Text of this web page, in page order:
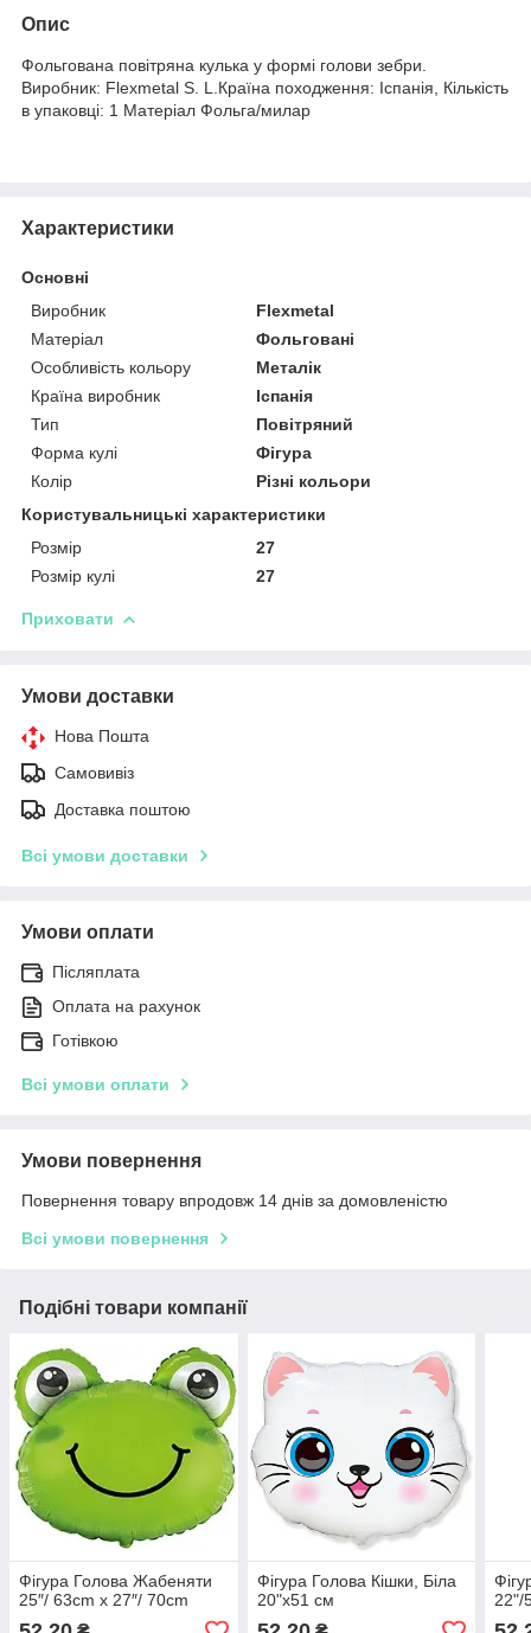
Опис
Фольгована повітряна кулька у формі голови зебри.
Виробник: Flexmetal S. L.Країна походження: Іспанія, Кількість
в упаковці: 1 Матеріал Фольга/милар
Характеристики
Основні
Виробник
Flexmetal
Матеріал
Фольговані
Особливість кольору
Металік
Країна виробник
Іспанія
Тип
Повітряний
Форма кулі
Фігура
Колір
Різні кольори
Користувальницькі характеристики
Розмір
27
Розмір кулі
27
Приховати
Умови доставки
Нова Пошта
Самовивіз
Доставка поштою
Всі умови доставки
Умови оплати
Післяплата
Оплата на рахунок
Готівкою
Всі умови оплати
Умови повернення
Повернення товару впродовж 14 днів за домовленістю
Всі умови повернення
Подібні товари компанії
Фігура Голова Жабеняти
25″/ 63cm x 27″/ 70cm
Фігура Голова Кішки, Біла
20"х51 см
22"/